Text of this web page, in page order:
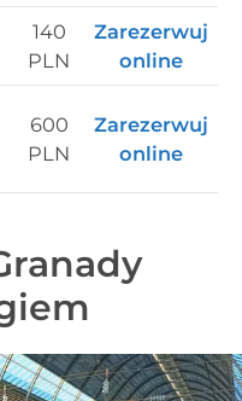
140
PLN
Zarezerwuj
online
600
PLN
Zarezerwuj
online